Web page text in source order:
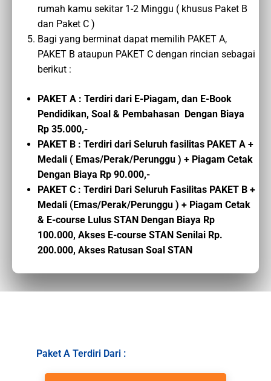
rumah kamu sekitar 1-2 Minggu ( khusus Paket B
dan Paket C )
Bagi yang berminat dapat memilih PAKET A,
PAKET B ataupun PAKET C dengan rincian sebagai
berikut :
PAKET A : Terdiri dari E-Piagam, dan E-Book
Pendidikan, Soal & Pembahasan Dengan Biaya
Rp 35.000,-
PAKET B : Terdiri dari Seluruh fasilitas PAKET A +
Medali ( Emas/Perak/Perunggu ) + Piagam Cetak
Dengan Biaya Rp 90.000,-
PAKET C : Terdiri Dari Seluruh Fasilitas PAKET B +
Medali (Emas/Perak/Perunggu ) + Piagam Cetak
& E-course Lulus STAN Dengan Biaya Rp
100.000, Akses E-course STAN Senilai Rp.
200.000, Akses Ratusan Soal STAN
Paket A Terdiri Dari :